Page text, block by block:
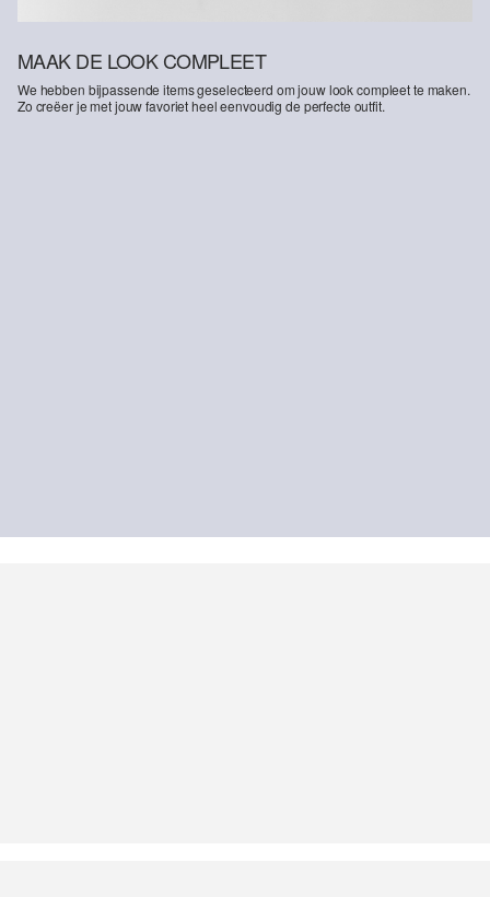
MAAK DE LOOK COMPLEET
We hebben bijpassende items geselecteerd om jouw look compleet te maken.
Zo creëer je met jouw favoriet heel eenvoudig de perfecte outfit.